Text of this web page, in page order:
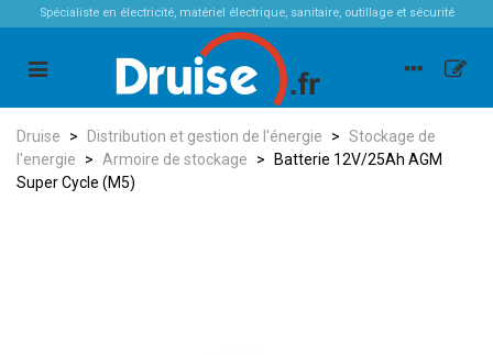
Spécialiste en électricité, matériel électrique, sanitaire, outillage et sécurité
Druise > Distribution et gestion de l'énergie > Stockage de
l'energie
> Armoire de stockage >
Batterie 12V/25Ah AGM
Super Cycle (M5)